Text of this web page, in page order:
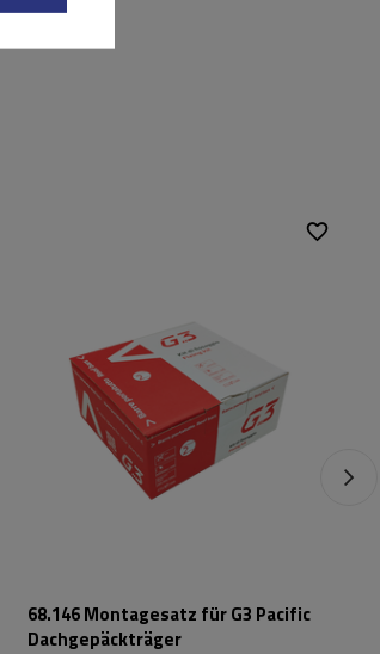
68.146 Montagesatz für G3 Pacific
Dachgepäckträger